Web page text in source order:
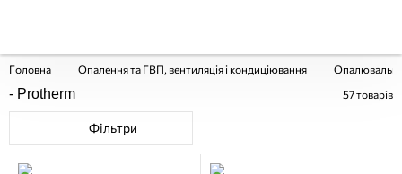
Головна Опалення та ГВП, вентиляція і кондиціювання
- Protherm 57товарів
Фільтри